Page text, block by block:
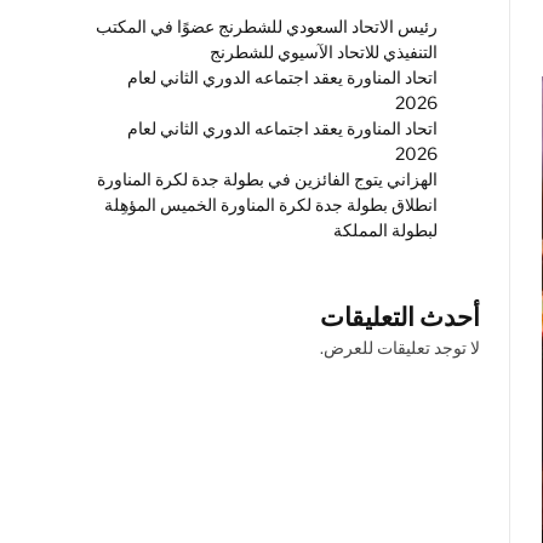
رئيس الاتحاد السعودي للشطرنج عضوًا في المكتب
التنفيذي للاتحاد الآسيوي للشطرنج
اتحاد المناورة يعقد اجتماعه الدوري الثاني لعام
2026
اتحاد المناورة يعقد اجتماعه الدوري الثاني لعام
2026
الهزاني يتوج الفائزين في بطولة جدة لكرة المناورة
انطلاق بطولة جدة لكرة المناورة الخميس المؤهِلة
لبطولة المملكة
أحدث التعليقات
لا توجد تعليقات للعرض.